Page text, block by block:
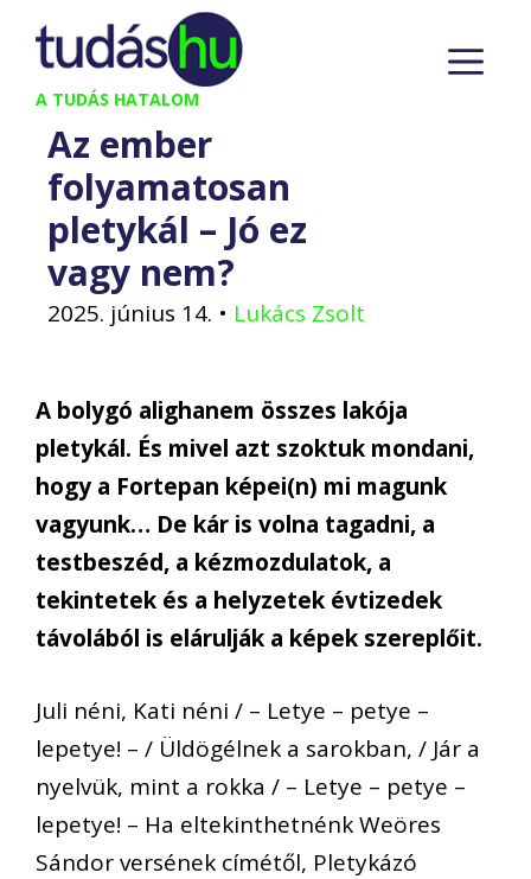
Kilépés
tartalomba
A TUDÁS HATALOM
Az ember
folyamatosan
pletykál – Jó ez
vagy nem?
2025. június 14. • Lukács Zsolt
A bolygó alighanem összes lakója
pletykál. És mivel azt szoktuk mondani,
hogy a Fortepan képei(n) mi magunk
vagyunk… De kár is volna tagadni, a
testbeszéd, a kézmozdulatok, a
tekintetek és a helyzetek évtizedek
távolából is elárulják a képek szereplőit.
Juli néni, Kati néni / – Letye – petye –
lepetye! – / Üldögélnek a sarokban, / Jár a
nyelvük, mint a rokka / – Letye – petye –
lepetye! – Ha eltekinthetnénk Weöres
Sándor versének címétől, Pletykázó